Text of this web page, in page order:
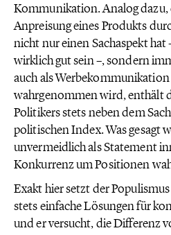
Kommunikation. Analog dazu,
Anpreisung eines Produkts
nicht nur einen Sachaspekt hat
wirklich gut sein –, sondern
auch als
wahrgenommen wird, enthält
Politikers stets neben dem
politischen Index. Was gesagt
unvermeidlich als Statement
Konkurrenz um Positionen
Exakt hier setzt der
stets einfache Lösungen für
und er versucht, die Differenz